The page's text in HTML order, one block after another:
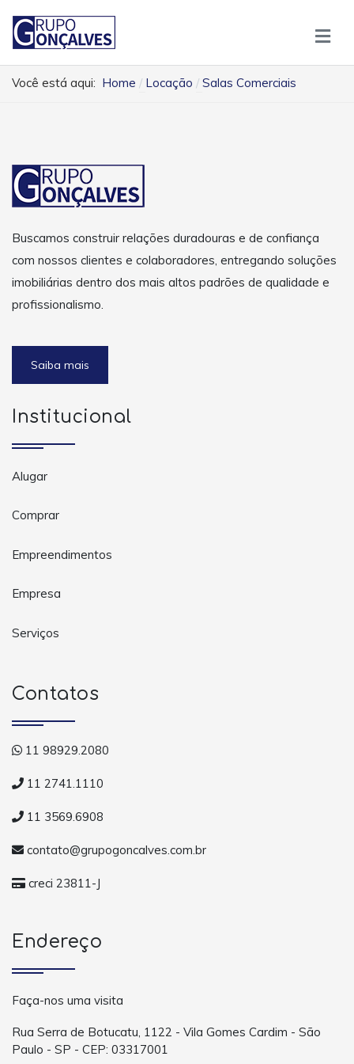
Você está aqui: Home Locação Salas Comerciais
Buscamos construir relações duradouras e de confiança
com nossos clientes e colaboradores, entregando soluções
imobiliárias dentro dos mais altos padrões de qualidade e
profissionalismo.
Saiba mais
Institucional
Alugar
Comprar
Empreendimentos
Empresa
Serviços
Contatos
11 98929.2080
11 2741.1110
11 3569.6908
contato@grupogoncalves.com.br
creci 23811-J
Endereço
Faça-nos uma visita
Rua Serra de Botucatu, 1122 - Vila Gomes Cardim - São
Paulo - SP - CEP: 03317001